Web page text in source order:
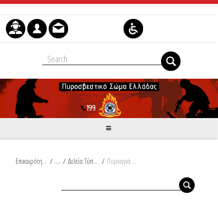
Skip to Content
Επικαιρότητα / Δελτία Τύπου / Πυρκαγιά σε εργοστάσιο πλαστικών στο Γομοστό Αχαΐας